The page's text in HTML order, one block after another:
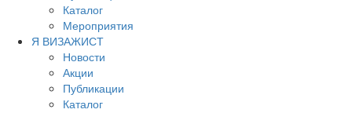
Каталог
Мероприятия
Я ВИЗАЖИСТ
Новости
Акции
Публикации
Каталог